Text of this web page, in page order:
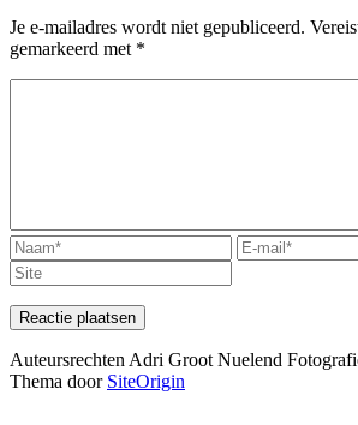
Je e-mailadres wordt niet gepubliceerd.
gemarkeerd met *
Auteursrechten Adri Groot Nuelend
Thema door SiteOrigin